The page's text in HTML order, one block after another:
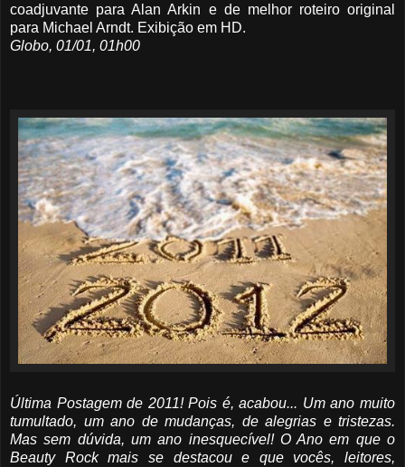
coadjuvante para Alan Arkin e de melhor roteiro original
para Michael Arndt. Exibição em HD.
Globo, 01/01, 01h00
Última Postagem de 2011! Pois é, acabou... Um ano muito
tumultado, um ano de mudanças, de alegrias e tristezas.
Mas sem dúvida, um ano inesquecível! O Ano em que o
Beauty Rock mais se destacou e que vocês, leitores,